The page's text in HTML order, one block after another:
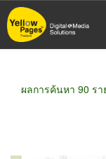
ข้าม
ไป
ผลการค้นหา 90 ร